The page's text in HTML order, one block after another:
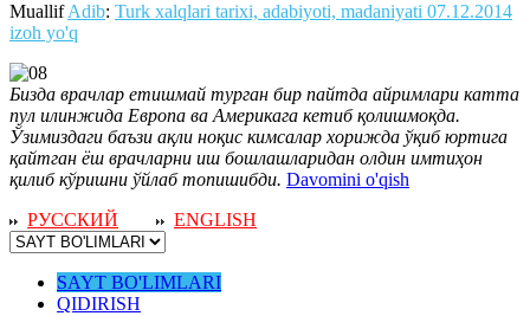
MuallifAdib: Turk xalqlari tarixi, adabiyoti, madaniyati 07.12.2014
izoh yo'q
Бизда врачлар етишмай турган бир пайтда айримлари катта
пул илинжида Европа ва Америкага кетиб қолишмоқда.
Ўзимиздаги баъзи ақли ноқис кимсалар хорижда ўқиб юртига
қайтган ёш врачларни иш бошлашларидан олдин имтиҳон
қилиб кўришни ўйлаб топишибди. Davomini o'qish
РУССКИЙ
ENGLISH
SAYT BO'LIMLARI
QIDIRISH